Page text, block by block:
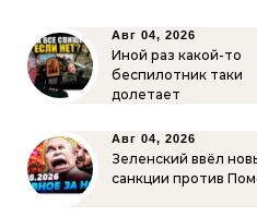
Авг 04, 2026
Иной раз какой-то
беспилотник таки
долетает
Авг 04, 2026
Зеленский ввёл
санкции против